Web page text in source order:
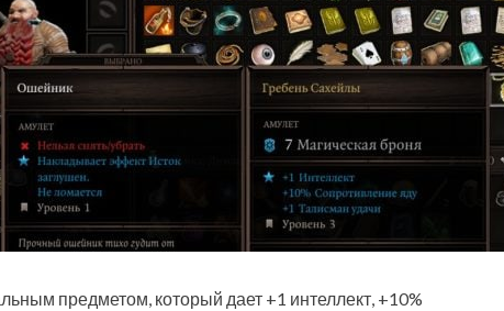
предметом, который дает +1 интеллект, +10%